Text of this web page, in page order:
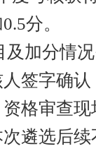
分。
及加分情
人签字确
格审查
遴选后